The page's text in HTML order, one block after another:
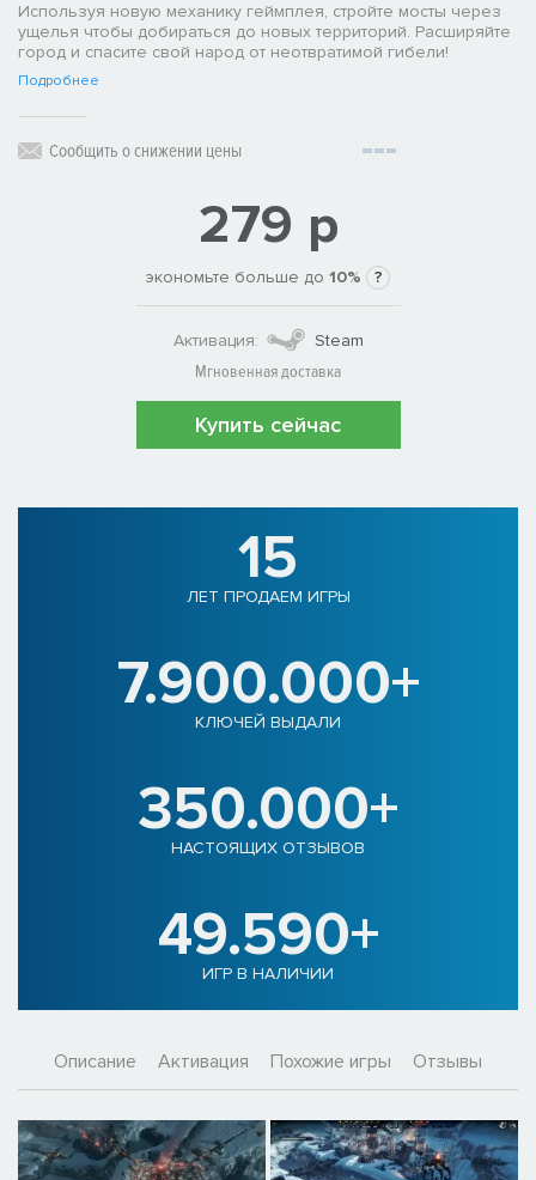
Используя новую механику геймплея, стройте мосты через
ущелья чтобы добираться до новых территорий. Расширяйте
город и спасите свой народ от неотвратимой гибели!
Подробнее
Сообщить о снижении цены
279 р
экономьте больше до 10% ?
Активация:
Steam
Мгновенная доставка
Купить сейчас
15
ЛЕТ ПРОДАЕМ ИГРЫ
7.900.000+
КЛЮЧЕЙ ВЫДАЛИ
350.000+
НАСТОЯЩИХ ОТЗЫВОВ
49.590+
ИГР В НАЛИЧИИ
Описание Активация Похожие игры Отзывы